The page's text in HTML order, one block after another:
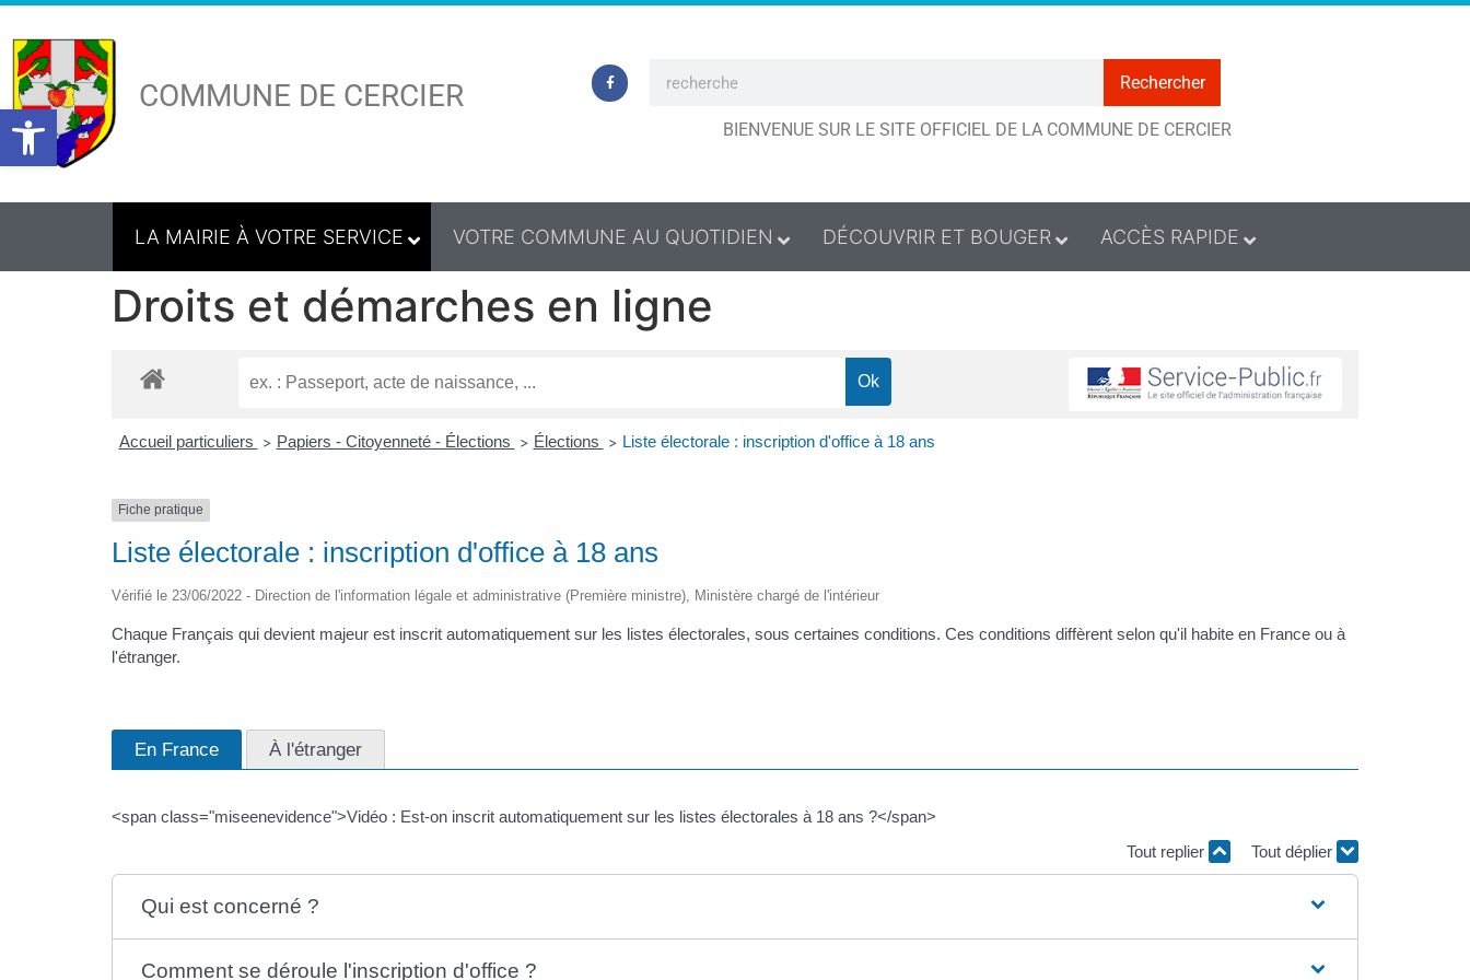
Ouvrir la barre d’outils
COMMUNE DE CERCIER Rechercher
BIENVENUE SUR LE SITE OFFICIEL DE LA COMMUNE DE CERCIER
LA MAIRIE À VOTRE SERVICE VOTRE COMMUNE AU QUOTIDIEN DÉCOUVRIR ET BOUGER ACCÈS RAPIDE
Droits et démarches en ligne
Accueil particuliers > Papiers - Citoyenneté - Élections > Élections > Liste électorale : inscription d'office à 18 ans
Fiche pratique
Liste électorale : inscription d'office à 18 ans
Vérifié le 23/06/2022 - Direction de l'information légale et administrative (Première ministre), Ministère chargé de l'intérieur
Chaque Français qui devient majeur est inscrit automatiquement sur les listes électorales, sous certaines conditions. Ces conditions diffèrent selon qu'il habite en France ou à
l'étranger.
En France À l'étranger
<span class="miseenevidence">Vidéo : Est-on inscrit automatiquement sur les listes électorales à 18 ans ?</span>
Tout replier
Tout déplier
Qui est concerné ?
Comment se déroule l'inscription d'office ?